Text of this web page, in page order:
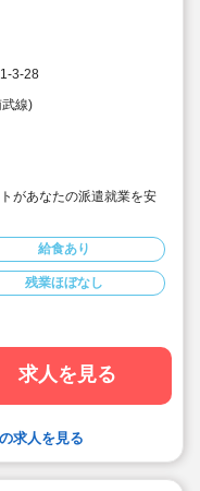
3-28
武線)
があなたの派遣就業を安
交通費支給！
てご勤務いただけます
給食あり
残業ほぼなし
求人を見る
求人を見る